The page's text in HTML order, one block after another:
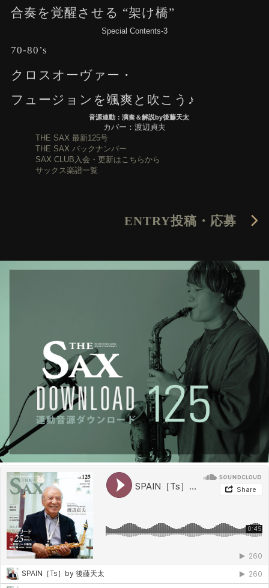
合奏を覚醒させる “架け橋”
Special Contents-3
70-80’s
クロスオーヴァー・
フュージョンを颯爽と吹こう♪
音源連動：演奏＆解説by後藤天太
カバー：渡辺貞夫
THE SAX 最新125号
THE SAX バックナンバー
SAX CLUB入会・更新はこちらから
サックス楽譜一覧
ENTRY投稿・応募